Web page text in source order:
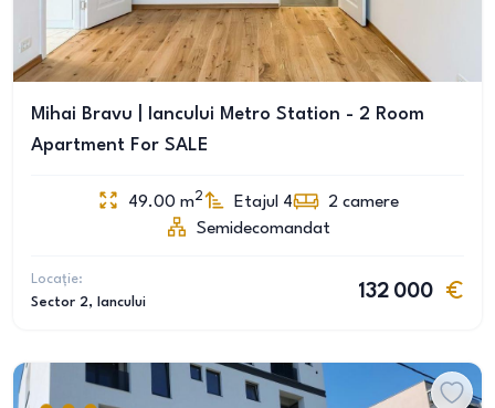
Mihai Bravu | Iancului Metro Station - 2 Room
Apartment For SALE
49.00 m2 Etajul 4 2 camere
Semidecomandat
Locație:
Sector 2, Iancului
132 000